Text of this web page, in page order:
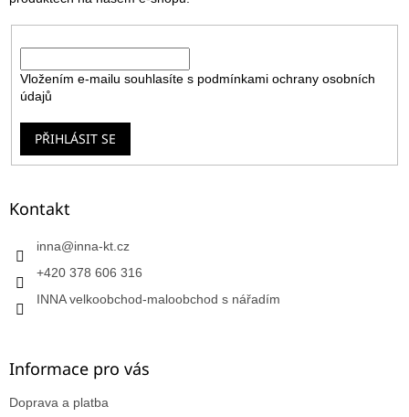
Vložením e-mailu souhlasíte s podmínkami ochrany osobních
údajů
PŘIHLÁSIT SE
Kontakt
inna@inna-kt.cz
+420 378 606 316
INNA velkoobchod-maloobchod s nářadím
Informace pro vás
Doprava a platba